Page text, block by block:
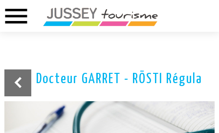
menu ANET
DREUX 02.37.46.01.73
Docteur GARRET - RÖSTI Régula